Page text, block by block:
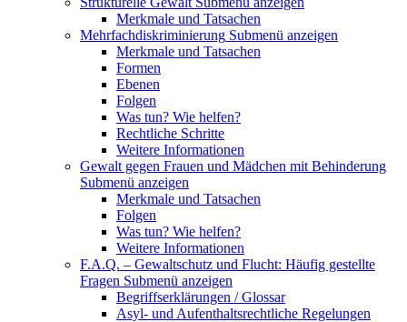
Merkmale und Tatsachen
Mehrfachdiskriminierung Submenü anzeigen
Merkmale und Tatsachen
Formen
Ebenen
Folgen
Was tun? Wie helfen?
Rechtliche Schritte
Weitere Informationen
Gewalt gegen Frauen und Mädchen mit Behinderung
Submenü anzeigen
Merkmale und Tatsachen
Folgen
Was tun? Wie helfen?
Weitere Informationen
F.A.Q. – Gewaltschutz und Flucht: Häufig gestellte
Fragen Submenü anzeigen
Begriffserklärungen / Glossar
Asyl- und Aufenthaltsrechtliche Regelungen